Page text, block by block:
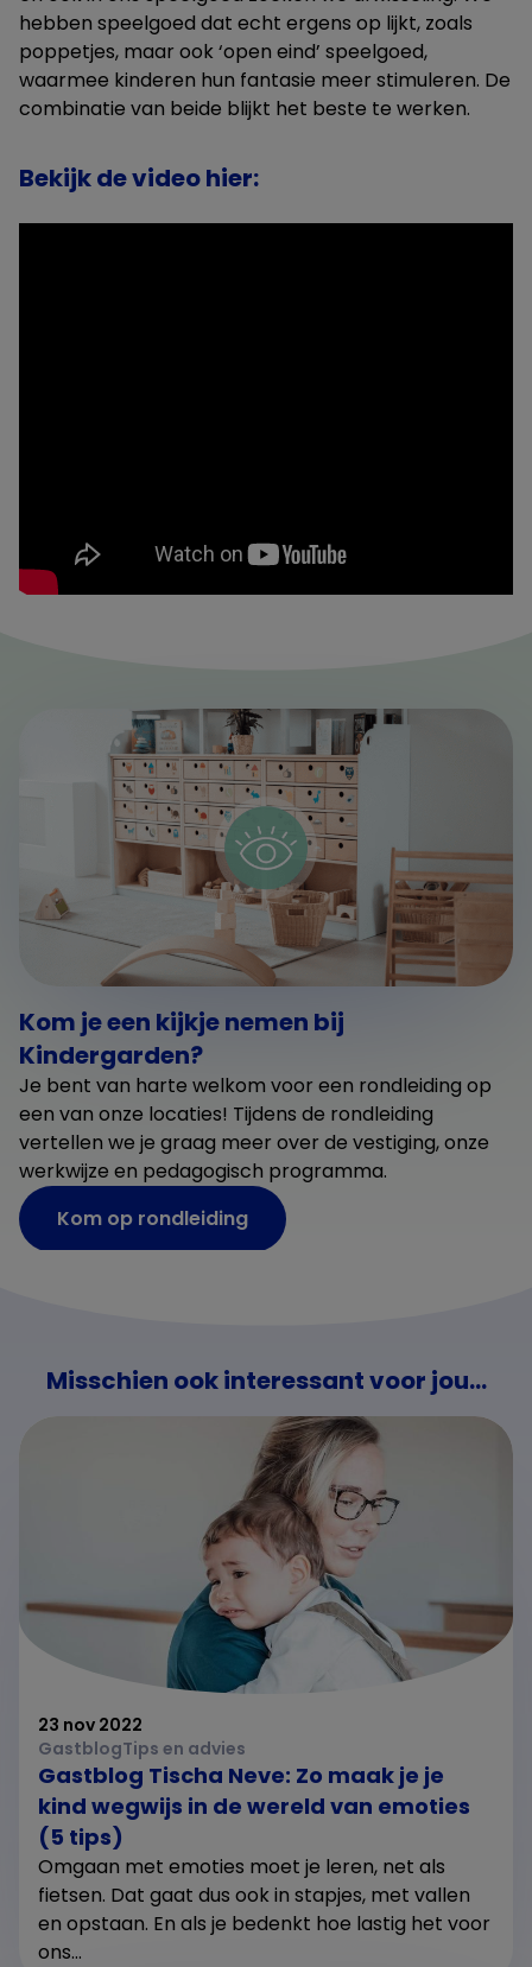
hebben speelgoed dat echt ergens op lijkt, zoals
poppetjes, maar ook ‘open eind’ speelgoed,
waarmee kinderen hun fantasie meer stimuleren. De
combinatie van beide blijkt het beste te werken.
Bekijk de video hier:
Kom je een kijkje nemen bij
Kindergarden?
Je bent van harte welkom voor een rondleiding op
een van onze locaties! Tijdens de rondleiding
vertellen we je graag meer over de vestiging, onze
werkwijze en pedagogisch programma.
Kom op rondleiding
Misschien ook interessant voor jou...
23 nov 2022
GastblogTips en advies
Gastblog Tischa Neve: Zo maak je je
kind wegwijs in de wereld van emoties
(5 tips)
Omgaan met emoties moet je leren, net als
fietsen. Dat gaat dus ook in stapjes, met vallen
en opstaan. En als je bedenkt hoe lastig het voor
ons...